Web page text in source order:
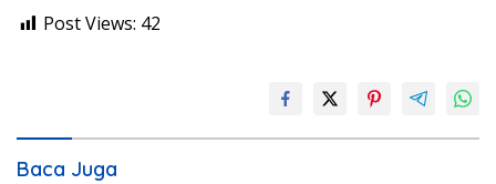
Post Views: 42
Baca Juga